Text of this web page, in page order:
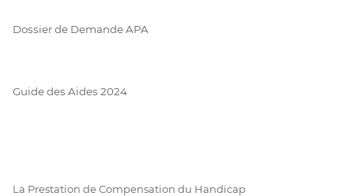
Dossier de Demande APA
Guide des Aides 2024
La Prestation de Compensation du Handicap